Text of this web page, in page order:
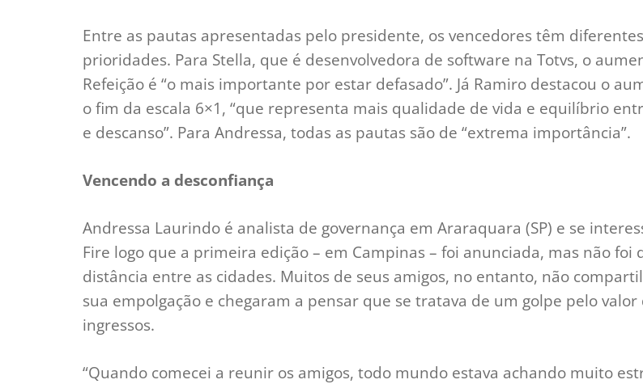
Entre as pautas apresentadas pelo presidente, os vencedores têm diferentes
prioridades. Para Stella, que é desenvolvedora de software na Totvs, o
Refeição é “o mais importante por estar defasado”. Já Ramiro destacou o
o fim da escala 6×1, “que representa mais qualidade de vida e equilíbrio
e descanso”. Para Andressa, todas as pautas são de “extrema importância”.
Vencendo a desconfiança
Andressa Laurindo é analista de governança em Araraquara (SP) e se
Fire logo que a primeira edição – em Campinas – foi anunciada, mas não foi
distância entre as cidades. Muitos de seus amigos, no entanto, não
sua empolgação e chegaram a pensar que se tratava de um golpe pelo valor
ingressos.
“Quando comecei a reunir os amigos, todo mundo estava achando muito